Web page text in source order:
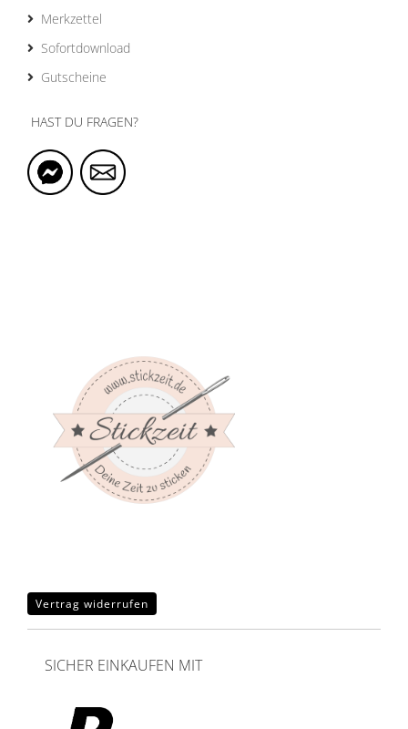
Merkzettel
Sofortdownload
Gutscheine
HAST DU FRAGEN?
Vertrag widerrufen
SICHER EINKAUFEN MIT